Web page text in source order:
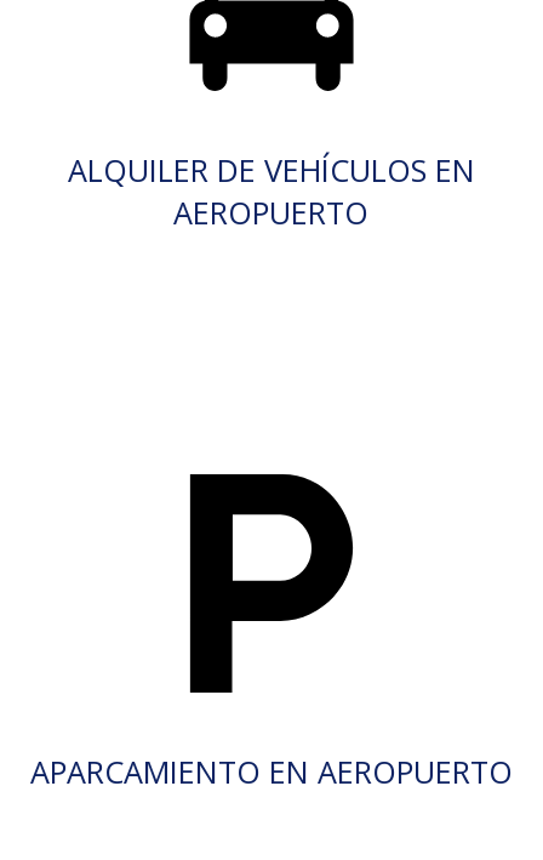
ALQUILER DE VEHÍCULOS EN
AEROPUERTO
APARCAMIENTO EN AEROPUERTO